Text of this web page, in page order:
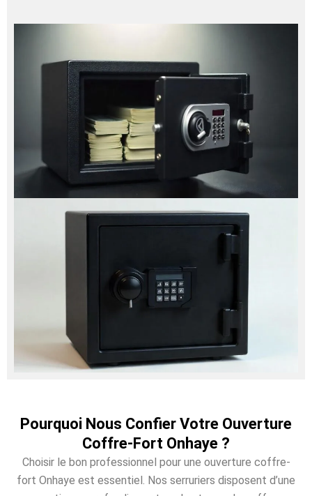
Pourquoi Nous Confier Votre Ouverture
Coffre-Fort Onhaye ?
Choisir le bon professionnel pour une ouverture coffre-
fort Onhaye est essentiel. Nos serruriers disposent d’une